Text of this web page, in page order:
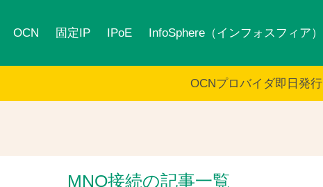
OCN 固定IP IPoE InfoSphere（インフォスフィア）
OCNプロバイダ即日発行
MNO接続の記事一覧